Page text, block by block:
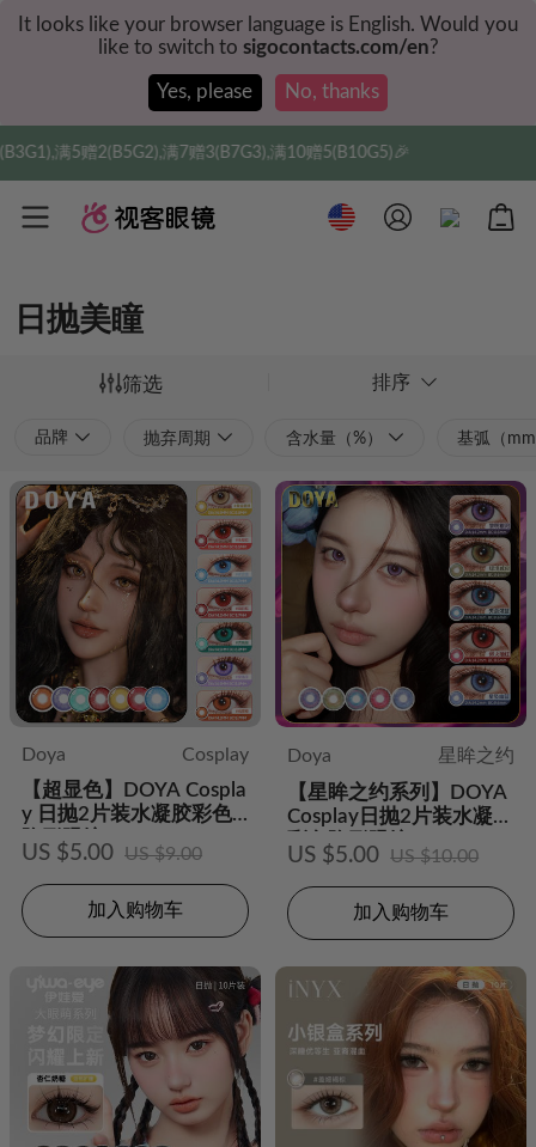
It looks like your browser language is English. Would you
like to switch to sigocontacts.com/en?
Yes, please No, thanks
7赠3(B7G3),满10赠5(B10G5)🎉 实付满$35全球包
日抛美瞳
筛选 排序
品牌 抛弃周期 含水量（%） 基弧（
Doya
Cosplay
【超显色】DOYA Cospla
y 日抛2片装水凝胶彩色
隐形眼镜
US $5.00 US $9.00
加入购物车
Doya
星眸之约
【星眸之约系列】DOYA
Cosplay日抛2片装水凝胶
彩色隐形眼镜
US $5.00 US $10.00
加入购物车